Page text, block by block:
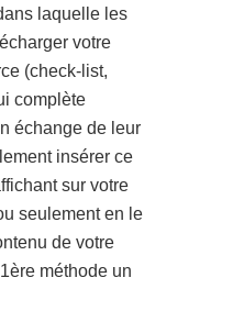
laquelle les
votre
(check-list,
complète
échange de leur
insérer ce
sur votre
seulement en le
de votre
méthode un